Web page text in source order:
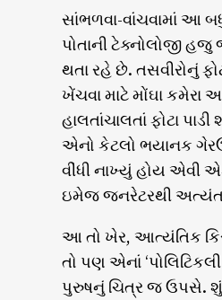
સાંભળવા-વાંચવામાં આ
પોતાની ટેક્નોલોજી
થતા રહે છે. તસવીરોનું
ખેંચવા માટે મોંઘા કમેરા
હાલતાંચાલતાં ફોટા
એનો કેટલો ભયાનક
વીંધી નાખ્યું હોય એવી
ઇમેજ જનરેટરથી
આ તો ખેર, આત્યંતિક
તો પણ એનાં
પુરુષનું ચિત્ર જ ઉપસે. શું